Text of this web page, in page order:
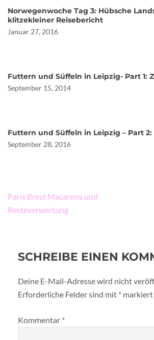
Norwegenwoche Tag 3: Hübsche
klitzekleiner Reisebericht
Januar 27, 2016
Futtern und Süffeln in Leipzig- Part 1:
September 15, 2014
Futtern und Süffeln in Leipzig – Part 2:
September 28, 2016
Beitragsnavigation
Paris Brest Macarons und
Resteverwertung
SCHREIBE EINEN
Deine E-Mail-Adresse wird nicht
Erforderliche Felder sind mit * markiert
Kommentar *